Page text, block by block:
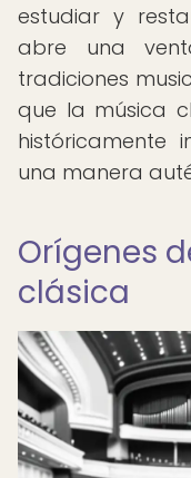
estudiar y
abre una
tradiciones
que la música
históricamente
una manera
Orígenes
clásica